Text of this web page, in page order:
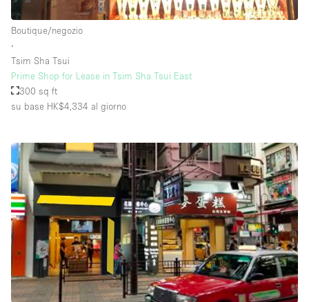
Boutique/negozio
∙
Tsim Sha Tsui
Prime Shop for Lease in Tsim Sha Tsui East
300 sq ft
su base HK$4,334 al giorno